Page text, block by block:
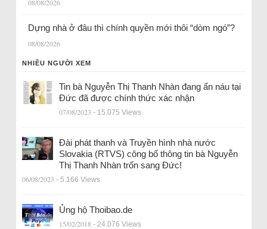
08/08/2026
Dựng nhà ở đâu thì chính quyền mới thôi “dòm ngó”?
08/08/2026
NHIỀU NGƯỜI XEM
Tin bà Nguyễn Thị Thanh Nhàn đang ẩn náu tại
Đức đã được chính thức xác nhận
07/08/2023 - 15.075 Views
Đài phát thanh và Truyền hình nhà nước
Slovakia (RTVS) công bố thông tin bà Nguyễn
Thị Thanh Nhàn trốn sang Đức!
06/08/2023 - 5.166 Views
Ủng hộ Thoibao.de
15/02/2018 - 24.076 Views